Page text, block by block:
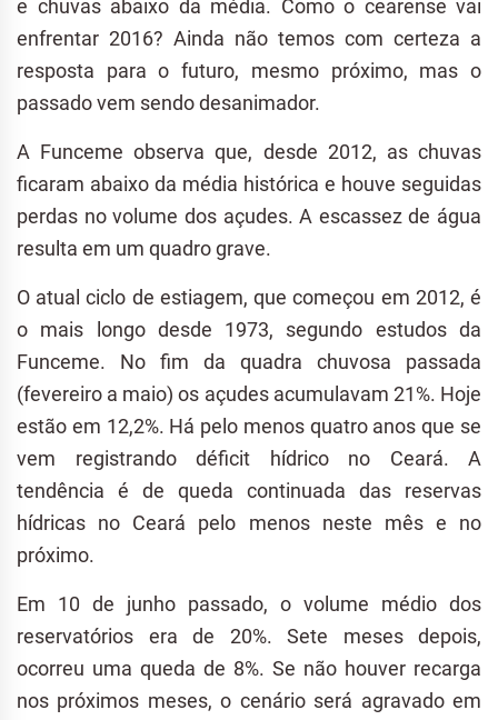
e chuvas abaixo da média. Como o cearense vai
enfrentar 2016? Ainda não temos com certeza a
resposta para o futuro, mesmo próximo, mas o
passado vem sendo desanimador.
A Funceme observa que, desde 2012, as chuvas
ficaram abaixo da média histórica e houve seguidas
perdas no volume dos açudes. A escassez de água
resulta em um quadro grave.
O atual ciclo de estiagem, que começou em 2012, é
o mais longo desde 1973, segundo estudos da
Funceme. No fim da quadra chuvosa passada
(fevereiro a maio) os açudes acumulavam 21%. Hoje
estão em 12,2%. Há pelo menos quatro anos que se
vem registrando déficit hídrico no Ceará. A
tendência é de queda continuada das reservas
hídricas no Ceará pelo menos neste mês e no
próximo.
Em 10 de junho passado, o volume médio dos
reservatórios era de 20%. Sete meses depois,
ocorreu uma queda de 8%. Se não houver recarga
nos próximos meses, o cenário será agravado em